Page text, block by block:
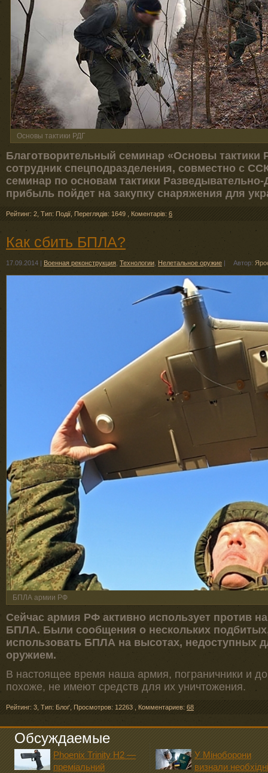
Основы тактики РДГ
Благотворительный семинар «Основы тактики
сотрудник спецподразделения, совместно с
семинар по основам тактики
прибыль пойдет на закупку снаряжения для
Рейтинг: 2 Тип: Події Переглядів: 1649 Коментарів: 6
Как сбить БПЛА?
17.09.2014 Военная реконструкция Технологии Нелетальное оружие Автор:
БПЛА армии РФ
Сейчас армия РФ активно использует против
БПЛА. Были сообщения о нескольких подбитых,
использовать БПЛА на высотах, недоступных
оружием.
В настоящее время наша армия, пограничники и
похоже, не имеют средств для их уничтожения.
Рейтинг: 3 Тип: Блоґ Просмотров: 12263 Комментариев: 68
Обсуждаемые
Phoenix Trinity H2 —
преміальний
У Міноборони
визнали